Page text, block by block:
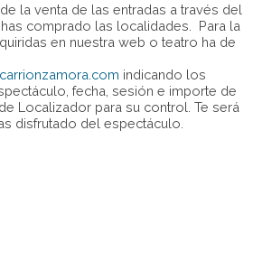
la venta de las entradas a través del
comprado las localidades. Para la
en nuestra web o teatro ha de
indicando los
fecha, sesión e importe de
Localizador para su control. Te será
disfrutado del espectáculo.